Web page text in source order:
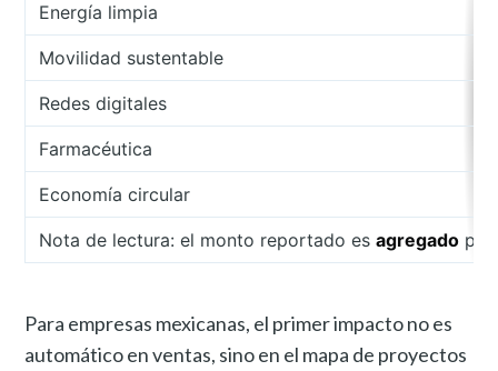
Energía limpia
Movilidad sustentable
Redes digitales
Farmacéutica
Economía circular
Nota de lectura: el monto reportado esagregado
Para empresas mexicanas, el primer impacto no es
automático en ventas, sino en el mapa de proyectos